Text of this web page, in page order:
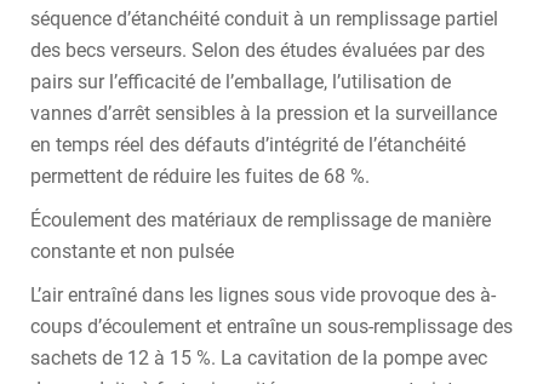
séquence d’étanchéité conduit à un remplissage partiel
des becs verseurs. Selon des études évaluées par des
pairs sur l’efficacité de l’emballage, l’utilisation de
vannes d’arrêt sensibles à la pression et la surveillance
en temps réel des défauts d’intégrité de l’étanchéité
permettent de réduire les fuites de 68 %.
Écoulement des matériaux de remplissage de manière
constante et non pulsée
L’air entraîné dans les lignes sous vide provoque des à-
coups d’écoulement et entraîne un sous-remplissage des
sachets de 12 à 15 %. La cavitation de la pompe avec